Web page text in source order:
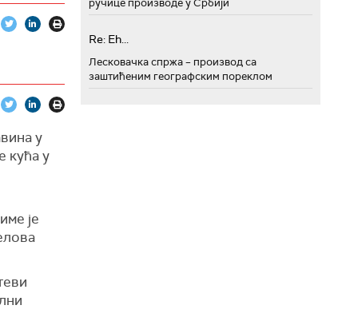
и
24
из
у
кућа у
је
ручице производе у Србији
Re: Eh...
Лесковачка спржа – производ са
заштићеним географским пореклом